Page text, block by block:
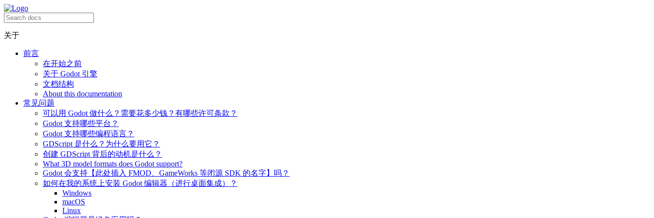
关于
前言
在开始之前
关于 Godot 引擎
文档结构
About this documentation
常见问题
可以用 Godot 做什么？需要花多少钱？有哪些许可条款？
Godot 支持哪些平台？
Godot 支持哪些编程语言？
GDScript 是什么？为什么要用它？
创建 GDScript 背后的动机是什么？
What 3D model formats does Godot support?
Godot 会支持【此处插入 FMOD、GameWorks 等闭源 SDK 的名字】吗？
如何在我的系统上安装 Godot 编辑器（进行桌面集成）？
Windows
macOS
Linux